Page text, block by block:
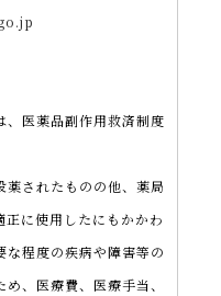
、医薬品副作用救済制度
薬されたものの他、薬局
に使用したにもかかわ
な程度の疾病や障害等の
、医療費、医療手当、